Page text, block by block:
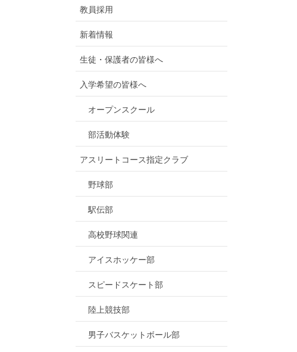
教員採用
新着情報
生徒・保護者の皆様へ
入学希望の皆様へ
オープンスクール
部活動体験
アスリートコース指定クラブ
野球部
駅伝部
高校野球関連
アイスホッケー部
スピードスケート部
陸上競技部
男子バスケットボール部